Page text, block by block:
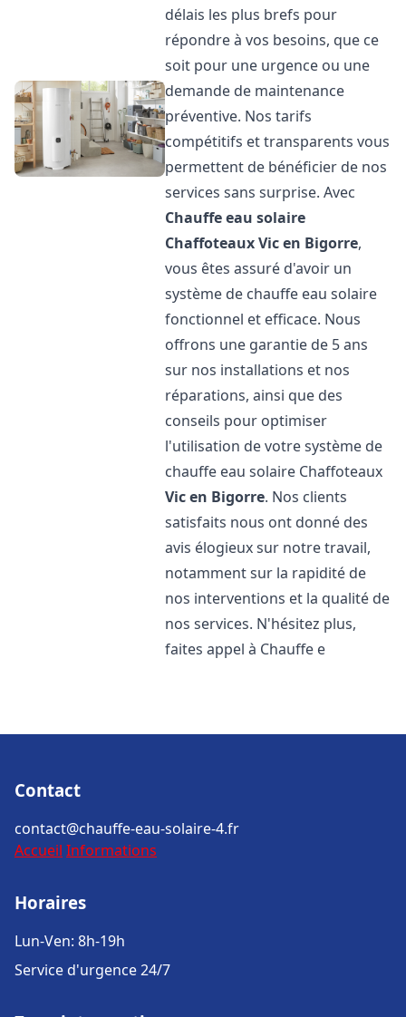
délais les plus brefs pour
répondre à vos besoins, que ce
soit pour une urgence ou une
demande de maintenance
préventive. Nos tarifs
compétitifs et transparents vous
permettent de bénéficier de nos
services sans surprise. Avec
Chauffe eau solaire
ChaffoteauxVic en Bigorre,
vous êtes assuré d'avoir un
système de chauffe eau solaire
fonctionnel et efficace. Nous
offrons une garantie de 5 ans
sur nos installations et nos
réparations, ainsi que des
conseils pour optimiser
l'utilisation de votre système de
chauffe eau solaire Chaffoteaux
Vic en Bigorre. Nos clients
satisfaits nous ont donné des
avis élogieux sur notre travail,
notamment sur la rapidité de
nos interventions et la qualité de
nos services. N'hésitez plus,
faites appel à Chauffe e
Contact
contact@chauffe-eau-solaire-4.fr
Accueil Informations
Horaires
Lun-Ven: 8h-19h
Service d'urgence 24/7